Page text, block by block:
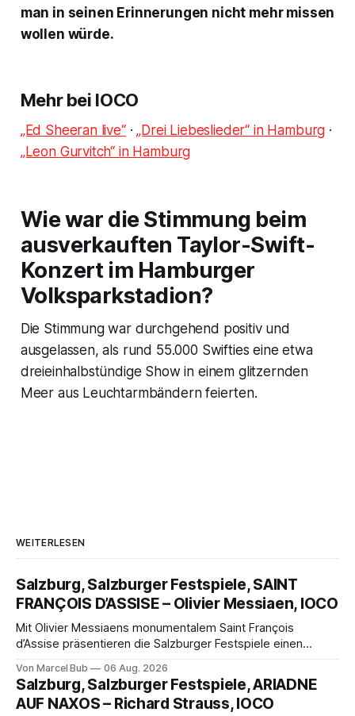
man in seinen Erinnerungen nicht mehr missen
wollen würde.
Mehr bei IOCO
„Ed Sheeran live“·„Drei Liebeslieder“ in Hamburg ·
„Leon Gurvitch“ in Hamburg
Wie war die Stimmung beim
ausverkauften Taylor-Swift-
Konzert im Hamburger
Volksparkstadion?
Die Stimmung war durchgehend positiv und
ausgelassen, als rund 55.000 Swifties eine etwa
dreieinhalbstündige Show in einem glitzernden
Meer aus Leuchtarmbändern feierten.
WEITERLESEN
Salzburg, Salzburger Festspiele, SAINT
FRANÇOIS D’ASSISE – Olivier Messiaen, IOCO
Mit Olivier Messiaens monumentalem Saint François
d’Assise präsentieren die Salzburger Festspiele einen
eine bildgewaltige Inszenierung, Maxime Pascal entfaltet
die komplexe Partitur eindrucksvoll, Philippe Sly berührt als
Franziskus.
Von Marcel Bub 06 Aug. 2026
Salzburg, Salzburger Festspiele, ARIADNE
AUF NAXOS – Richard Strauss, IOCO